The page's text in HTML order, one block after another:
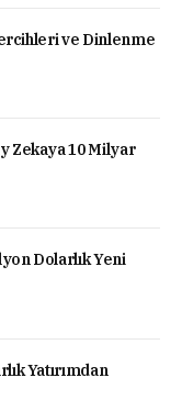
ve Dinlenme
Zekaya 10 Milyar
Dolarlık Yeni
Yatırımdan